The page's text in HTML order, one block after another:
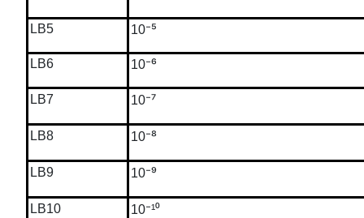
LB5 10⁻⁵
LB6 10⁻⁶
LB7 10⁻⁷
LB8 10⁻⁸
LB9 10⁻⁹
LB10 10⁻¹⁰